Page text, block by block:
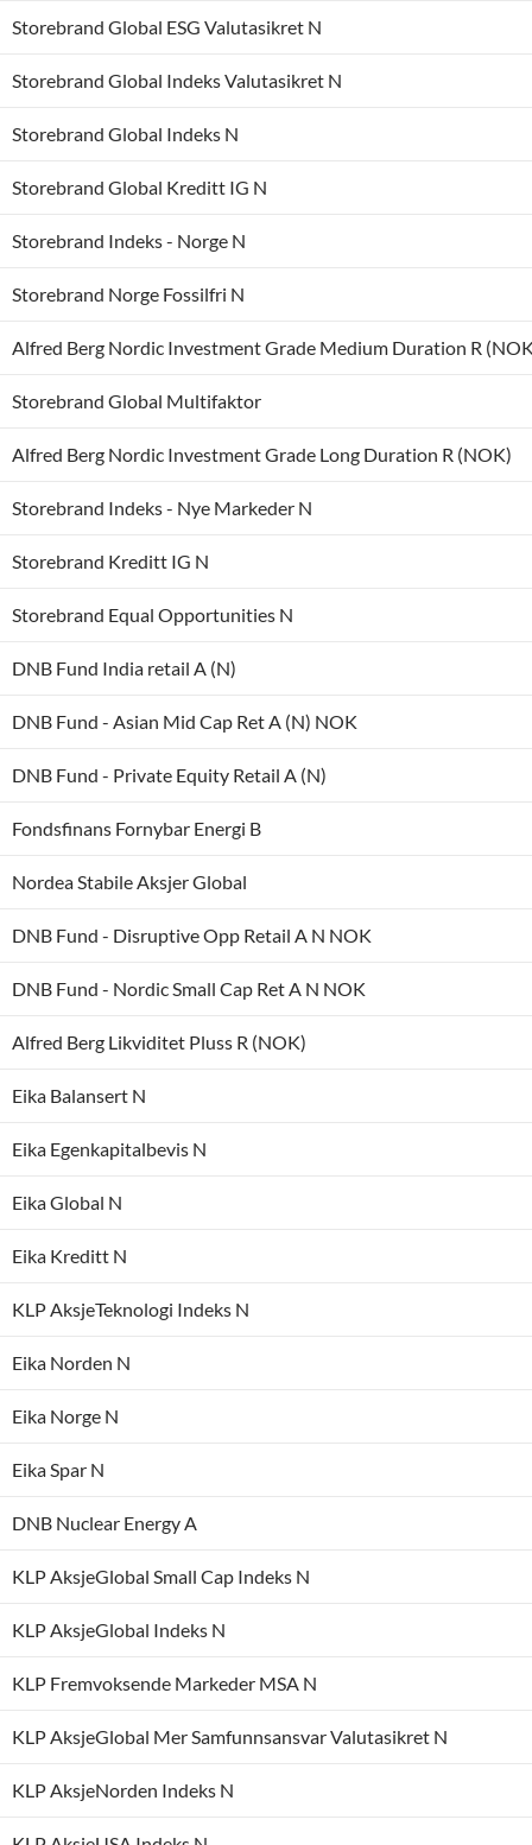
Storebrand Global ESG Valutasikret N
Storebrand Global Indeks Valutasikret N
Storebrand Global Indeks N
Storebrand Global Kreditt IG N
Storebrand Indeks - Norge N
Storebrand Norge Fossilfri N
Alfred Berg Nordic Investment Grade Medium Duration R
Storebrand Global Multifaktor
Alfred Berg Nordic Investment Grade Long Duration R (NOK)
Storebrand Indeks - Nye Markeder N
Storebrand Kreditt IG N
Storebrand Equal Opportunities N
DNB Fund India retail A (N)
DNB Fund - Asian Mid Cap Ret A (N) NOK
DNB Fund - Private Equity Retail A (N)
Fondsfinans Fornybar Energi B
Nordea Stabile Aksjer Global
DNB Fund - Disruptive Opp Retail A N NOK
DNB Fund - Nordic Small Cap Ret A N NOK
Alfred Berg Likviditet Pluss R (NOK)
Eika Balansert N
Eika Egenkapitalbevis N
Eika Global N
Eika Kreditt N
KLP AksjeTeknologi Indeks N
Eika Norden N
Eika Norge N
Eika Spar N
DNB Nuclear Energy A
KLP AksjeGlobal Small Cap Indeks N
KLP AksjeGlobal Indeks N
KLP Fremvoksende Markeder MSA N
KLP AksjeGlobal Mer Samfunnsansvar Valutasikret N
KLP AksjeNorden Indeks N